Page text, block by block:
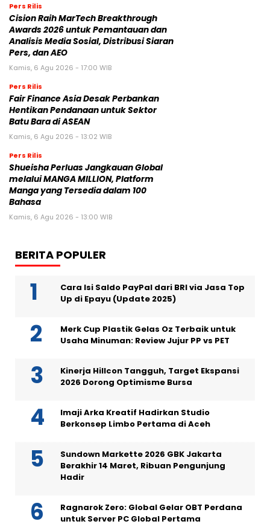
Pers Rilis
Cision Raih MarTech Breakthrough
Awards 2026 untuk Pemantauan dan
Analisis Media Sosial, Distribusi Siaran
Pers, dan AEO
Kamis, 6 Agu 2026 - 17:00 WIB
Pers Rilis
Fair Finance Asia Desak Perbankan
Hentikan Pendanaan untuk Sektor
Batu Bara di ASEAN
Kamis, 6 Agu 2026 - 13:02 WIB
Pers Rilis
Shueisha Perluas Jangkauan Global
melalui MANGA MILLION, Platform
Manga yang Tersedia dalam 100
Bahasa
Kamis, 6 Agu 2026 - 13:00 WIB
BERITA POPULER
Cara Isi Saldo PayPal dari BRI via Jasa Top
Up di Epayu (Update 2025)
Merk Cup Plastik Gelas Oz Terbaik untuk
Usaha Minuman: Review Jujur PP vs PET
Kinerja Hillcon Tangguh, Target Ekspansi
2026 Dorong Optimisme Bursa
Imaji Arka Kreatif Hadirkan Studio
Berkonsep Limbo Pertama di Aceh
Sundown Markette 2026 GBK Jakarta
Berakhir 14 Maret, Ribuan Pengunjung
Hadir
Ragnarok Zero: Global Gelar OBT Perdana
untuk Server PC Global Pertama